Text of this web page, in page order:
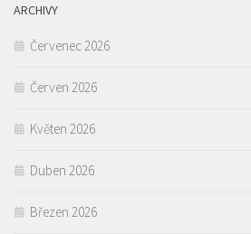
ARCHIVY
Červenec 2026
Červen 2026
Květen 2026
Duben 2026
Březen 2026